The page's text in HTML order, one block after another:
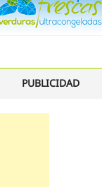
PUBLICIDAD